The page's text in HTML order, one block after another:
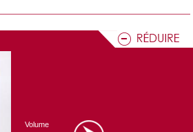
Volume
aux coups de pédales du Tour
étape
les projecteurs ce lundi 7 juillet 2025, à
troisième étape du Tour de France. Entre
capricieuse et mise en valeur du
de la Grande Boucle dans le